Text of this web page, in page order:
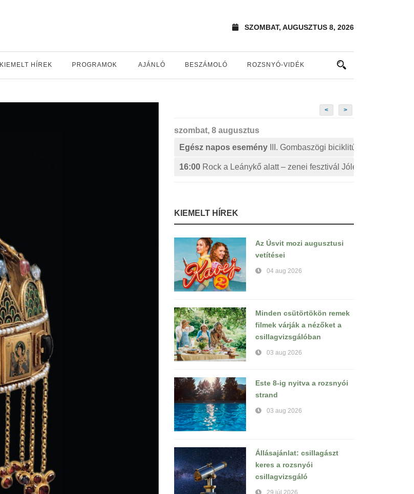
SZOMBAT, AUGUSZTUS 8, 2026
KIEMELT HÍREK PROGRAMOK AJÁNLÓ BESZÁMOLÓ ROZSNYÓ-VIDÉK
< >
szombat, 8 augusztus
Egész napos esemény
III. Gombaszögi biciklitúra
16:00 Rock a Leánykő alatt – zenei fesztivál Jólészen
KIEMELT HÍREK
Az Úsvit mozi augusztusi
vetítései
04 aug 2026
Minden csütörtökön remek
filmek várják a nézőket a
csillagvizsgálóban
03 aug 2026
Este 8-ig nyitva a rozsnyói
strand
03 aug 2026
Állásajánlat: csillagászt
keres a rozsnyói
csillagvizsgáló
29 júl 2026